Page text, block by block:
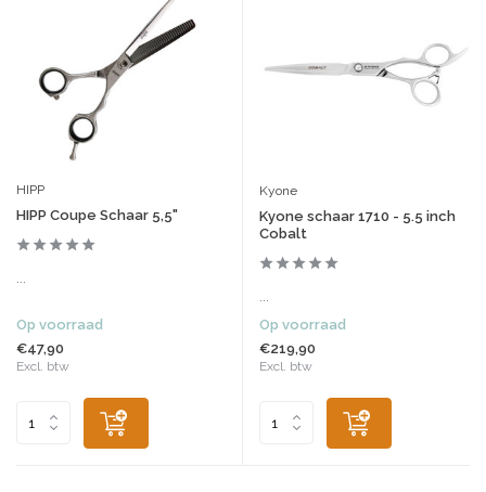
HIPP
HIPP Coupe Schaar 5,5"
Op voorraad
€47,90
Excl. btw
Kyone
Kyone schaar 1710 - 5.5 inch
Cobalt
Op voorraad
€219,90
Excl. btw